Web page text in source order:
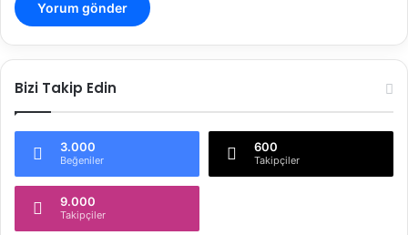
Bizi Takip Edin
3.000
Beğeniler
600
Takipçiler
9.000
Takipçiler